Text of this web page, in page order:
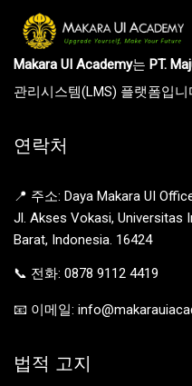
Makara UI Academy는 PT.
관리시스템(LMS) 플랫폼입니
연락처
📍 주소: Daya Makara UI
Jl. Akses Vokasi, Universitas
Barat, Indonesia. 16424
📞 전화: 0878 9112 4419
📧 이메일:
법적 고지